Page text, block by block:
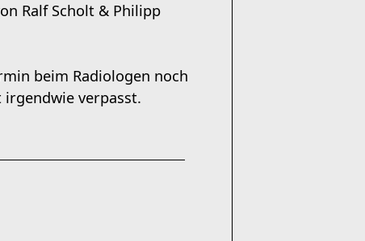
Ralf Scholt & Philipp
beim Radiologen noch
irgendwie verpasst.